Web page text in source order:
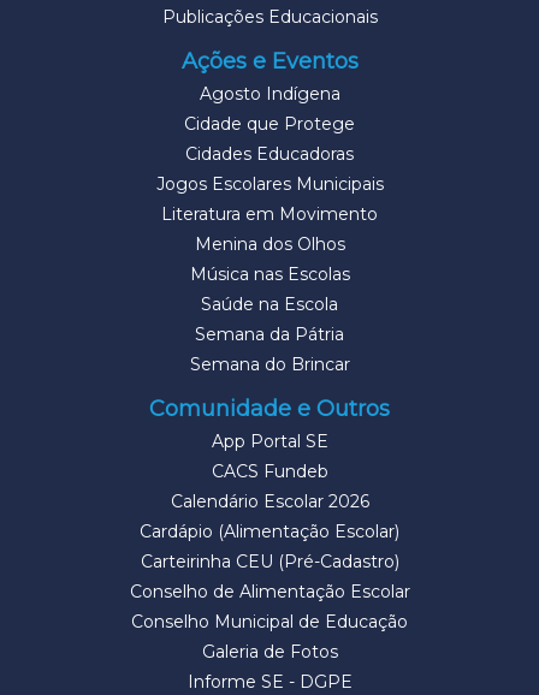
Publicações Educacionais
Ações e Eventos
Agosto Indígena
Cidade que Protege
Cidades Educadoras
Jogos Escolares Municipais
Literatura em Movimento
Menina dos Olhos
Música nas Escolas
Saúde na Escola
Semana da Pátria
Semana do Brincar
Comunidade e Outros
App Portal SE
CACS Fundeb
Calendário Escolar 2026
Cardápio (Alimentação Escolar)
Carteirinha CEU (Pré-Cadastro)
Conselho de Alimentação Escolar
Conselho Municipal de Educação
Galeria de Fotos
Informe SE - DGPE